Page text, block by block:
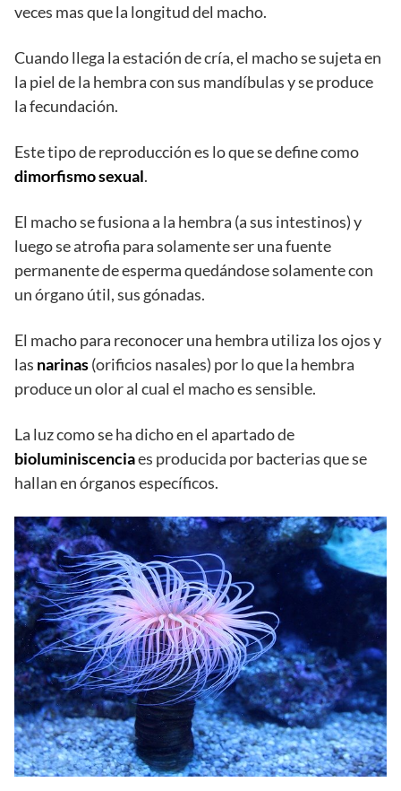
veces mas que la longitud del macho.
Cuando llega la estación de cría, el macho se sujeta en
la piel de la hembra con sus mandíbulas y se produce
la fecundación.
Este tipo de reproducción es lo que se define como
dimorfismo sexual.
El macho se fusiona a la hembra (a sus intestinos) y
luego se atrofia para solamente ser una fuente
permanente de esperma quedándose solamente con
un órgano útil, sus gónadas.
El macho para reconocer una hembra utiliza los ojos y
las narinas(orificios nasales) por lo que la hembra
produce un olor al cual el macho es sensible.
La luz como se ha dicho en el apartado de
bioluminiscenciaes producida por bacterias que se
hallan en órganos específicos.